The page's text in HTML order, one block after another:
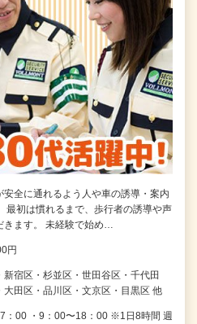
全に通れるよう人や車の誘導・案内
最初は慣れるまで、歩行者の誘導や声
きます。 未経験で始め…
円
宿区・杉並区・世田谷区・千代田
大田区・品川区・文京区・目黒区 他
：00 ・9：00〜18：00 ※1日8時間 週